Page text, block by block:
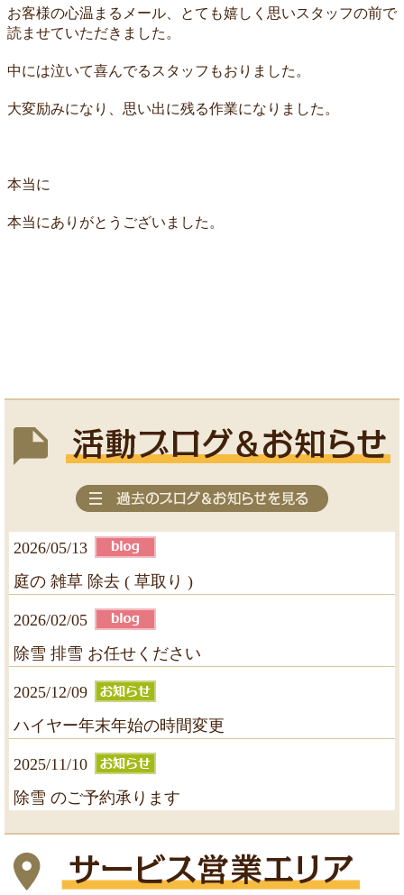
お客様の心温まるメール、とても嬉しく思いスタッフの前で
読ませていただきました。
中には泣いて喜んでるスタッフもおりました。
大変励みになり、思い出に残る作業になりました。
本当に
本当にありがとうございました。
2026/05/13
庭の 雑草 除去 ( 草取り )
2026/02/05
除雪 排雪 お任せください
2025/12/09
ハイヤー年末年始の時間変更
2025/11/10
除雪 のご予約承ります